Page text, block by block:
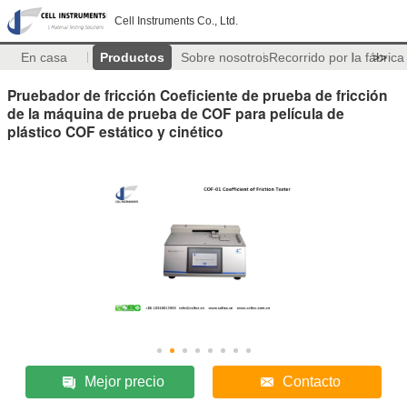
Cell Instruments Co., Ltd.
En casa Productos Sobre nosotrosRecorrido por la fábrica
>>
Pruebador de fricción Coeficiente de prueba de fricción
de la máquina de prueba de COF para película de
plástico COF estático y cinético
Mejor precio Contacto